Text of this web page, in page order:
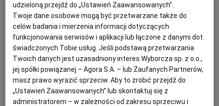
KOSZALIN
KRAKÓW
LUBLIN
ŁÓDŹ
TOK FM
SPORT.PL
PUBLIO.PL
KULTURALNYSKLEP.PL
mk
Dynia, minikiwi, pierś indyka,
ziemniaki. Z tych produktów
przygotujesz pyszny obiad z
deserem
udzieloną przejdź do „Ustawień Zaawansowanych”.
Twoje dane osobowe mogą być przetwarzane także do
celów badania i mierzenia informacji dotyczących
funkcjonowania serwisów i aplikacji lub łączone z danymi dot.
świadczonych Tobie usług. Jeśli podstawą przetwarzania
Twoich danych jest uzasadniony interes Wyborcza sp. z o.o.,
jej spółki powiązanej – Agora S.A. – lub Zaufanych Partnerów,
masz prawo wyrazić sprzeciw. Aby to zrobić przejdź do
„Ustawień Zaawansowanych” lub skontaktuj się z
administratorem – w zależności od zakresu sprzeciwu i